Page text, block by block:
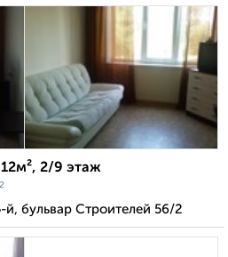
2/9 этаж
бульвар Строителей 56/2